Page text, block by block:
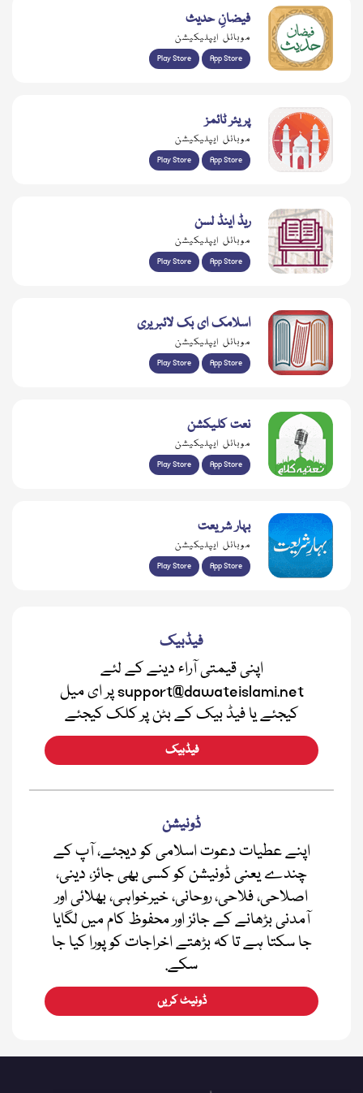
فیضانِ حدیث
موبائل ایپلیکیشن
Play Store App Store
پریئر ٹائمز
موبائل ایپلیکیشن
Play Store App Store
ریڈ اینڈ لسن
موبائل ایپلیکیشن
Play Store App Store
اسلامک ای بک لائبریری
موبائل ایپلیکیشن
Play Store App Store
نعت کلیکشن
موبائل ایپلیکیشن
Play Store App Store
بہار شریعت
موبائل ایپلیکیشن
Play Store App Store
فیڈبیک
اپنی قیمتی آراء دینے کے لئے
support@dawateislami.net پر ای میل
کیجئے یا فیڈ بیک کے بٹن پر کلک کیجئے
فیڈبیک
ڈونیشن
اپنے عطیات دعوت اسلامی کو دیجئے، آپ کے
چندے یعنی ڈونیشن کو کسی بھی جائز، دینی،
اصلاحی، فلاحی، روحانی، خیرخواہی، بھلائی اور
آمدنی بڑھانے کے جائز اور محفوظ کام میں لگایا
جا سکتا ہے تا کہ بڑھتے اخراجات کو پورا کیا جا
سکے.
ڈونیٹ کریں